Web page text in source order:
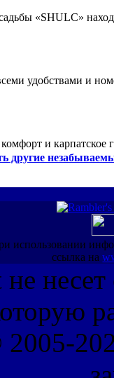
«SHULC»
удобствами и
и карпатское
другие
использовании
ссылка на
несет